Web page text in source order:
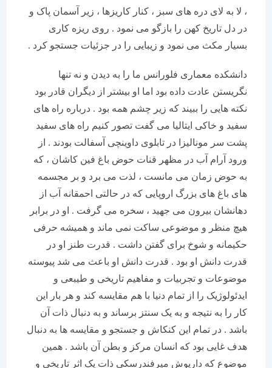
، لا به لای دره های سبز ، کنار کاریزها ، زیر آسمان پاک و
در دل تاریخ کهن را بازگو می نمود . روی ریزه کاری
بسیار مکث می نمود و زیبایی را در جزئیات جستجو کرد .
دانشکده معماری فلورانس ما را به دیدن و نه تنها
نگریستن عادت داده بود اما او بیشتر از دیگران قادر بود
نکته هایی را ببیند که زیر چشم همه بود . درباره راه های
سفید و خاکی ایتالیا می گفت تصور کنیم راه های سفید
پشت سر مونالیزا در تابلوی داوینچی آسفالت بودند . از
ورود آرام آب در مظهر قنات حوض باغ فین کاشان ، که
به حوض زمان می مانست ، لذت می برد و بر مجسمه
های باغ های بزرگ اروپایی که در حالتی احمقانه آب از
دهانشان بیرون می جهید ، سخره می گرفت . او در برابر
هیچ منظر و موضوعی ساکت نمی ماند و همیشه حرفی
حکیمانه و شوخ برای گفتن داشت . قدرت طنز او در
قدرت دانش او بود . قدرت دانش او باعث می شد پیوسته
موضوعات و تجربیات و مفاهیم تاریخی و طیبعی و
ایدئولوژیک را از تمام دنیا با هم مقایسه کند و هر بار این
کار را به نتیجه و به یک سنتز برساند و به دنبال ذات آن
باشد . در تمام این کنکاش و جستجو و مقایسه ها به دنبال
هدف غایی بود که انسان مرکز و بطن آن باشد . همین
موضوع که داریوش میرفندرسکی ذات یک اثر تاریخی و